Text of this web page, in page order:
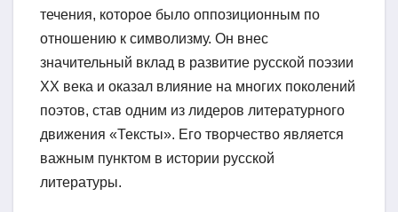
течения, которое было оппозиционным по
отношению к символизму. Он внес
значительный вклад в развитие русской поэзии
XX века и оказал влияние на многих поколений
поэтов, став одним из лидеров литературного
движения «Тексты». Его творчество является
важным пунктом в истории русской
литературы.